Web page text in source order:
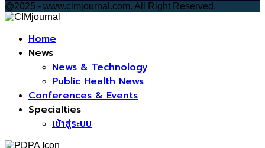
@2025 - www.cimjournal.com. All Right Reserved.
Home
News
News & Technology
Public Health News
Conferences & Events
Specialties
เข้าสู่ระบบ